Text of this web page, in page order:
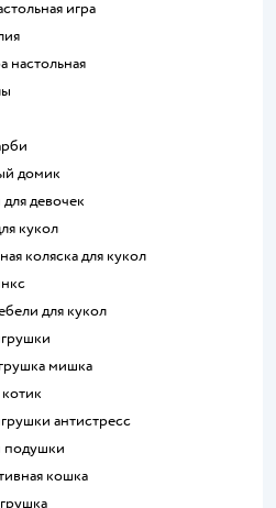
игра
настольная
домик
для девочек
кукол
коляска для кукол
для кукол
мишка
котик
антистресс
подушки
кошка